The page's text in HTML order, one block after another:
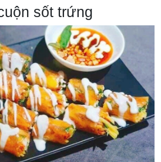
sốt trứng